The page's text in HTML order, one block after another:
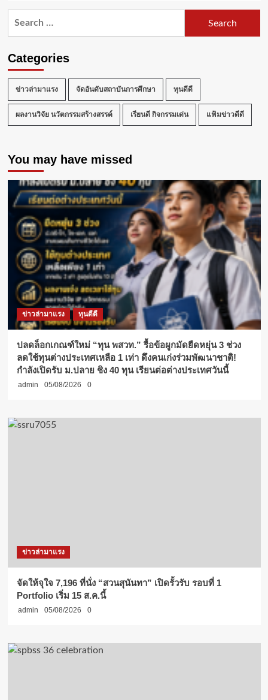
Categories
ข่าวล่ามาแรง จัดอันดับสถาบันการศึกษา ทุนดีดี
ผลงานวิจัย นวัตกรรมสร้างสรรค์ เรียนดี กิจกรรมเด่น แฟ้มข่าวดีดี
You may have missed
ข่าวล่ามาแรง ทุนดีดี
ปลดล็อกเกณฑ์ใหม่ “ทุน พสวท.” รื้อข้อผูกมัดยืดหยุ่น 3 ช่วง
ลดใช้ทุนต่างประเทศเหลือ 1 เท่า ดึงคนเก่งร่วมพัฒนาชาติ!
กำลังเปิดรับ ม.ปลาย ชิง 40 ทุน เรียนต่อต่างประเทศวันนี้
admin 05/08/2026 0
ข่าวล่ามาแรง
จัดให้จุใจ 7,196 ที่นั่ง “สวนสุนันทา” เปิดรั้วรับ รอบที่ 1
Portfolio เริ่ม 15 ส.ค.นี้
admin 05/08/2026 0